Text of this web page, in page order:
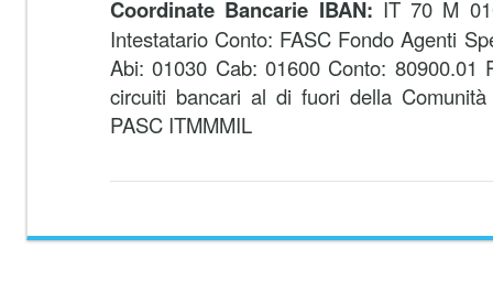
Coordinate Bancarie IBAN: IT 70 M
Intestatario Conto: FASC Fondo Agenti
Abi: 01030 Cab: 01600 Conto: 80900.01
circuiti bancari al di fuori della Comunità
PASC ITMMMIL